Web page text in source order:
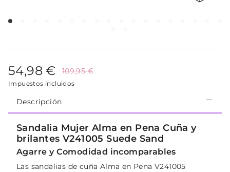
54,98 € 109,95 €
Impuestos incluidos
Descripción
Sandalia Mujer Alma en Pena Cuña y
brilantes V241005 Suede Sand
Agarre y Comodidad incomparables
Las sandalias de cuña Alma en Pena V241005